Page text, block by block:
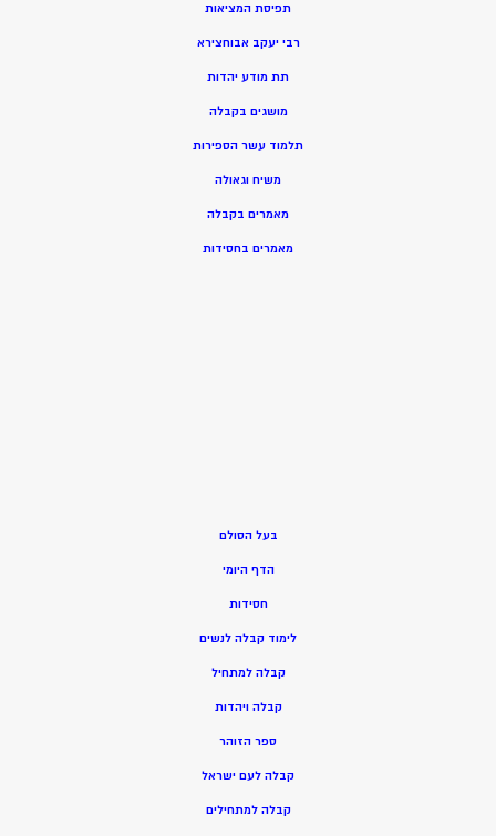
תפיסת המציאות
רבי יעקב אבוחצירא
תת מודע יהדות
מושגים בקבלה
תלמוד עשר הספירות
משיח וגאולה
מאמרים בקבלה
מאמרים בחסידות
בעל הסולם
הדף היומי
חסידות
לימוד קבלה לנשים
קבלה למתחיל
קבלה ויהדות
ספר הזוהר
קבלה לעם ישראל
קבלה למתחילים